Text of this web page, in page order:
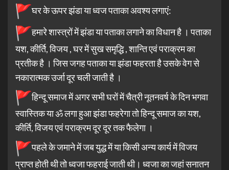
घर के ऊपर झंडा या ध्वज पताका अवश्य लगाएं:
हमारे शास्त्रों में झंडा या पताका लगाने का विधान है । पताका
यश, कीर्ति, विजय , घर में सुख समृद्धि , शान्ति एवं पराक्रम का
प्रतीक है । जिस जगह पताका या झंडा फहरता है उसके वेग से
नकारात्मक उर्जा दूर चली जाती है ।
हिन्दू समाज में अगर सभी घरों में चैत्री नूतनवर्ष के दिन भगवा
स्वास्तिक या ॐ लगा हुआ झंडा फहरेगा तो हिन्दू समाज का यश,
कीर्ति, विजय एवं पराक्रम दूर दूर तक फैलेगा ।
पहले के जमाने में जब युद्ध में या किसी अन्य कार्य में विजय
प्राप्त होती थी तो ध्वजा फहराई जाती थी। ध्वजा का जहां सनातन